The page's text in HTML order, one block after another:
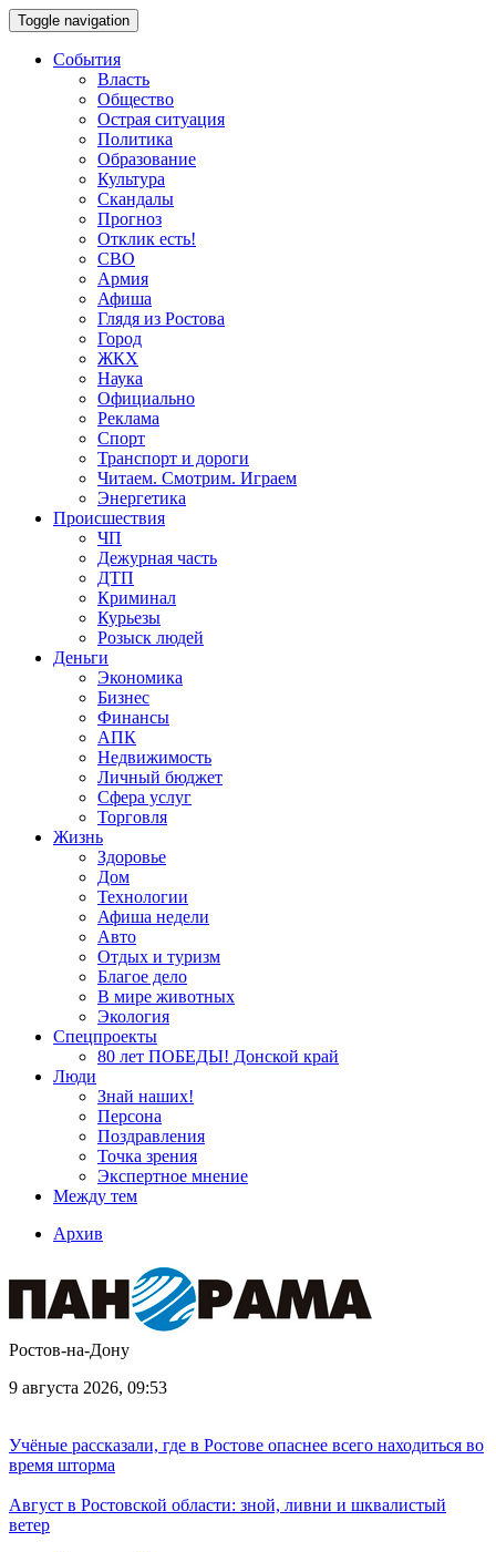
Toggle navigation
События
Власть
Общество
Острая ситуация
Политика
Образование
Культура
Скандалы
Прогноз
Отклик есть!
СВО
Армия
Афиша
Глядя из Ростова
Город
ЖКХ
Наука
Официально
Реклама
Спорт
Транспорт и дороги
Читаем. Смотрим. Играем
Энергетика
Происшествия
ЧП
Дежурная часть
ДТП
Криминал
Курьезы
Розыск людей
Деньги
Экономика
Бизнес
Финансы
АПК
Недвижимость
Личный бюджет
Сфера услуг
Торговля
Жизнь
Здоровье
Дом
Технологии
Афиша недели
Авто
Отдых и туризм
Благое дело
В мире животных
Экология
Спецпроекты
80 лет ПОБЕДЫ! Донской край
Люди
Знай наших!
Персона
Поздравления
Точка зрения
Экспертное мнение
Между тем
Архив
Ростов-на-Дону
9 августа 2026, 09:53
Учёные рассказали, где в Ростове опаснее всего находиться во
время шторма
Август в Ростовской области: зной, ливни и шквалистый
ветер